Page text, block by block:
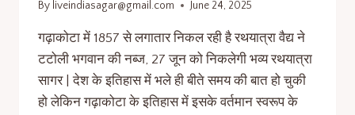
By liveindiasagar@gmail.com June 24, 2025
गढ़ाकोटा में 1857 से लगातार निकल रही है रथयात्रा वैद्य ने
टटोली भगवान की नब्ज, 27 जून को निकलेगी भव्य रथयात्रा
सागर | देश के इतिहास में भले ही बीते समय की बात हो चुकी
हो लेकिन गढ़ाकोटा के इतिहास में इसके वर्तमान स्वरूप के